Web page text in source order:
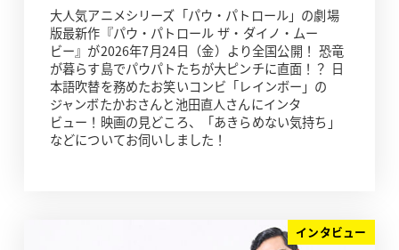
大人気アニメシリーズ「パウ・パトロール」の劇場
版最新作『パウ・パトロール ザ・ダイノ・ムー
ビー』が2026年7月24日（金）より全国公開！ 恐竜
が暮らす島でパウパトたちが大ピンチに直面！？ 日
本語吹替を務めたお笑いコンビ「レインボー」の
ジャンボたかおさんと池田直人さんにインタ
ビュー！映画の見どころ、「あきらめない気持ち」
などについてお伺いしました！
インタビュー